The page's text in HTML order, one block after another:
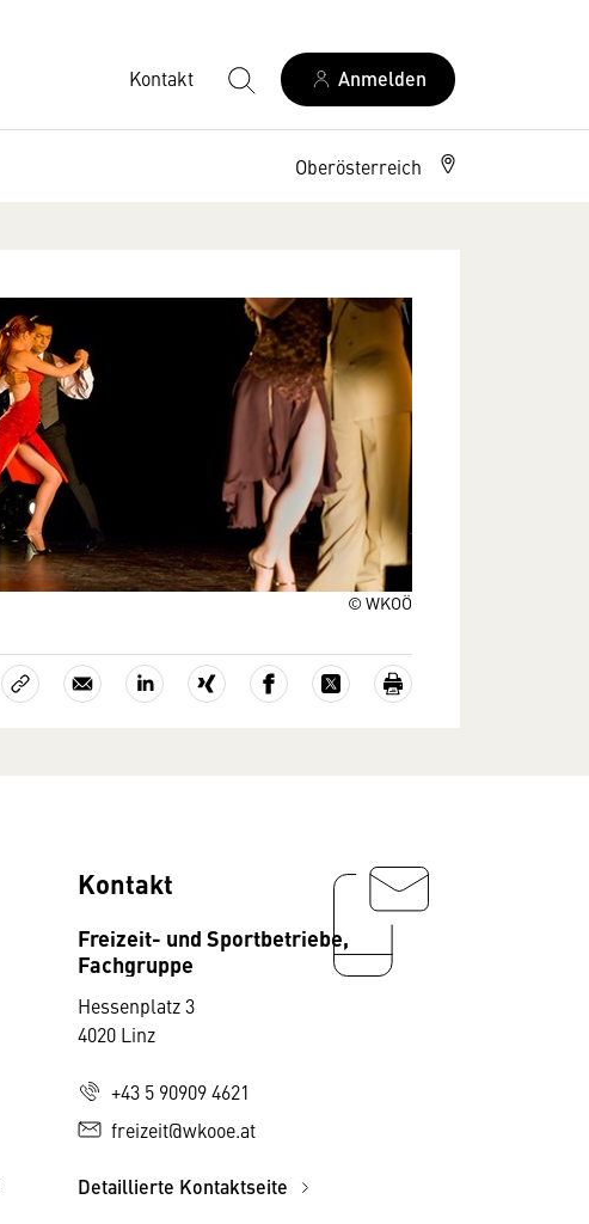
Kontakt Anmelden
Oberösterreich
© WKOÖ
Kontakt
Freizeit- und Sportbetriebe,
Fachgruppe
Hessenplatz 3
4020 Linz
+43 5 90909 4621
freizeit@wkooe.at
Detaillierte Kontaktseite